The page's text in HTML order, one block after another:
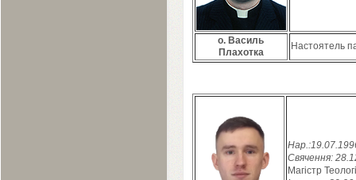
о. Василь
Плахотка
Настоятель
Нар.:19.07.
Свячення: 28.
Магістр